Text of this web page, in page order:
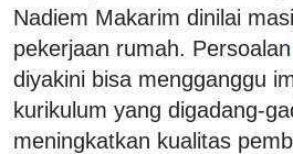
Nadiem Makarim dinilai
pekerjaan rumah. Persoalan
diyakini bisa mengganggu
kurikulum yang digadang-
meningkatkan kualitas